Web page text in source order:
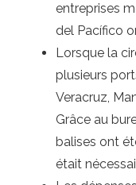
entreprises
del Pacífico
Lorsque la
plusieurs
Veracruz,
Grâce au
balises ont
était